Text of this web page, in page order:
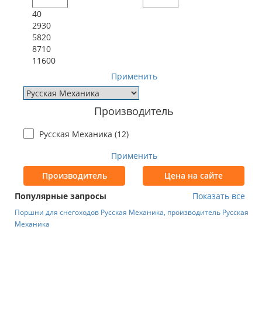
40
2930
5820
8710
11600
Применить
Производитель
Русская Механика (12)
Применить
Производитель
Цена на сайте
Популярные запросы
Поршни для снегоходов Русская Механика, производитель Русская
Механика
Показать все